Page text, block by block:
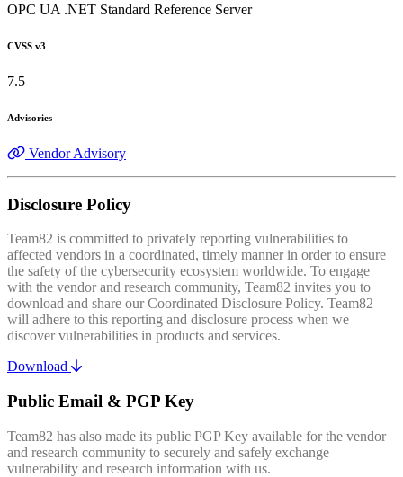
OPC UA .NET Standard Reference Server
CVSS v3
7.5
Advisories
Vendor Advisory
Disclosure Policy
Team82 is committed to privately reporting vulnerabilities to
affected vendors in a coordinated, timely manner in order to ensure
the safety of the cybersecurity ecosystem worldwide. To engage
with the vendor and research community, Team82 invites you to
download and share our Coordinated Disclosure Policy. Team82
will adhere to this reporting and disclosure process when we
discover vulnerabilities in products and services.
Download
Public Email & PGP Key
Team82 has also made its public PGP Key available for the vendor
and research community to securely and safely exchange
vulnerability and research information with us.